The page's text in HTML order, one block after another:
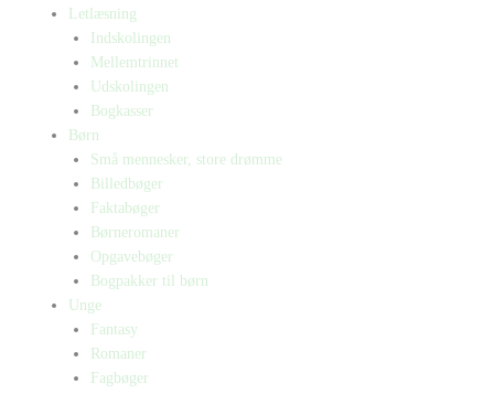
Letlæsning
Indskolingen
Mellemtrinnet
Udskolingen
Bogkasser
Børn
Små mennesker, store drømme
Billedbøger
Faktabøger
Børneromaner
Opgavebøger
Bogpakker til børn
Unge
Fantasy
Romaner
Fagbøger